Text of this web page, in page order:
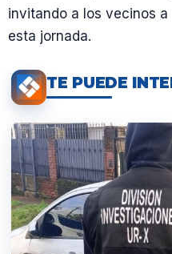
invitando a los vecinos
esta jornada.
TE PUEDE